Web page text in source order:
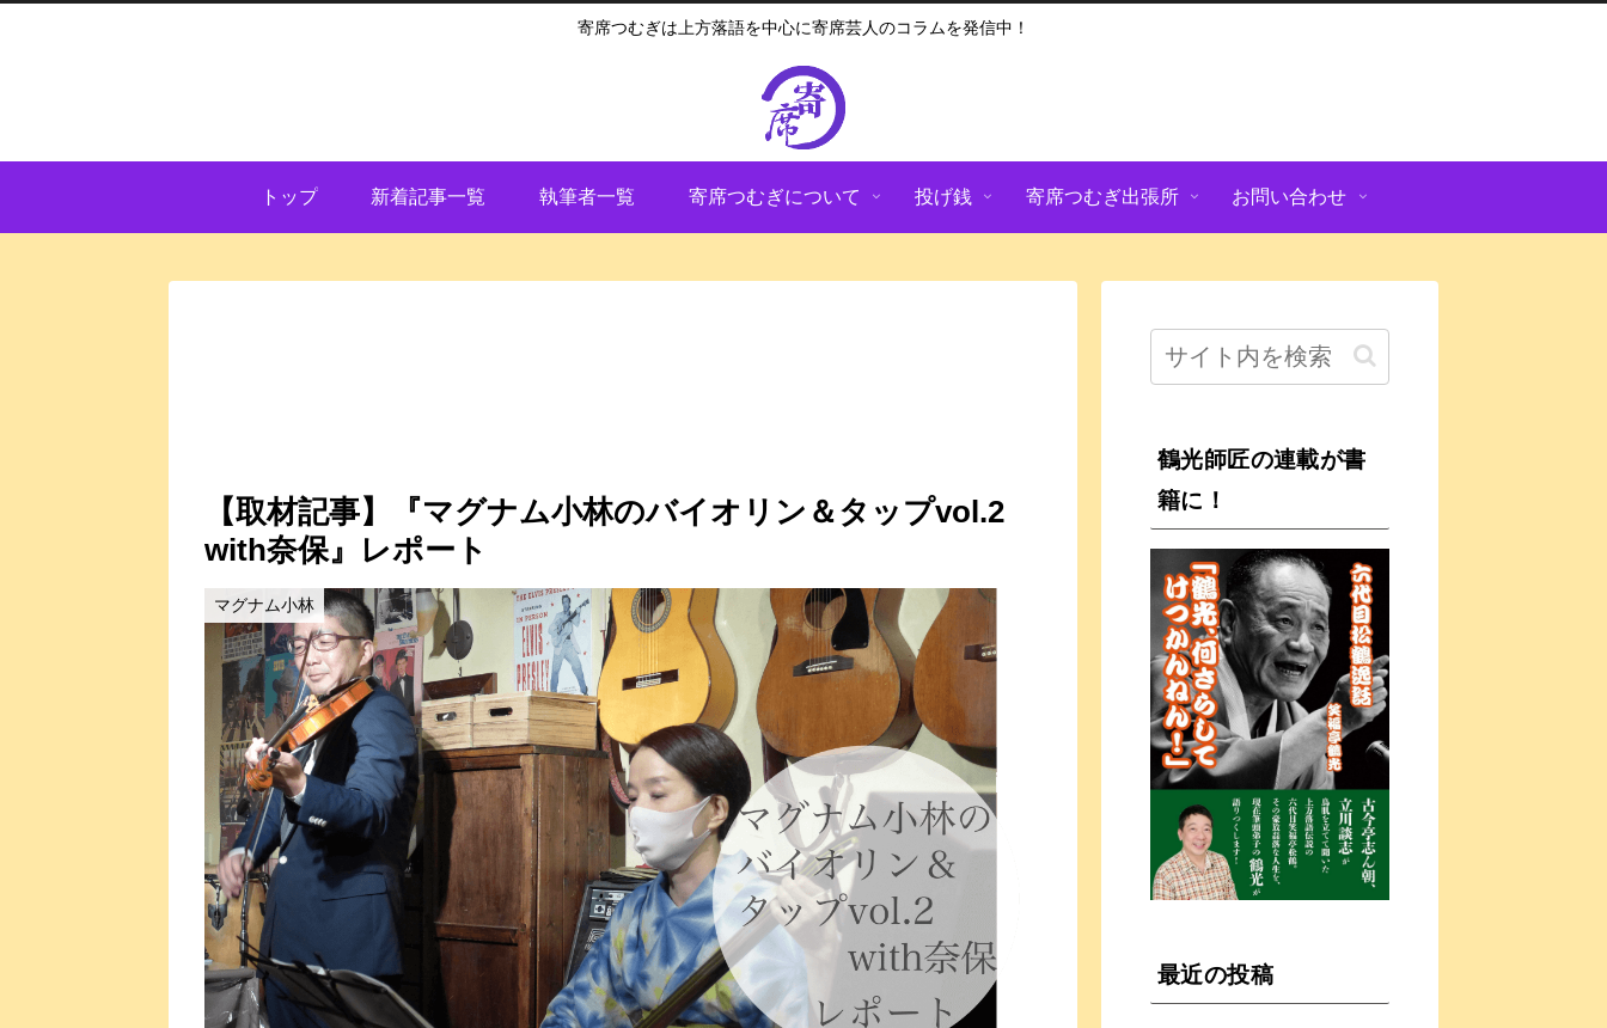
寄席つむぎは上方落語を中心に寄席芸人のコラムを発信中！
トップ 新着記事一覧 執筆者一覧 寄席つむぎについて 投げ銭 寄席つむぎ出張所 お問い合わせ
【取材記事】『マグナム小林のバイオリン＆タップvol.2
with奈保』レポート
マグナム小林
鶴光師匠の連載が書
籍に！
最近の投稿